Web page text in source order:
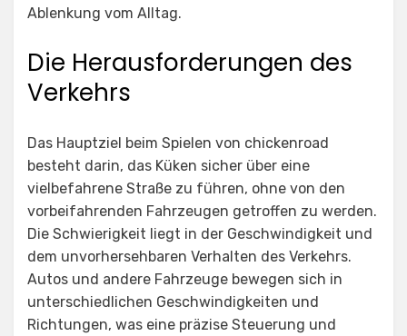
Ablenkung vom Alltag.
Die Herausforderungen des
Verkehrs
Das Hauptziel beim Spielen von chickenroad
besteht darin, das Küken sicher über eine
vielbefahrene Straße zu führen, ohne von den
vorbeifahrenden Fahrzeugen getroffen zu werden.
Die Schwierigkeit liegt in der Geschwindigkeit und
dem unvorhersehbaren Verhalten des Verkehrs.
Autos und andere Fahrzeuge bewegen sich in
unterschiedlichen Geschwindigkeiten und
Richtungen, was eine präzise Steuerung und